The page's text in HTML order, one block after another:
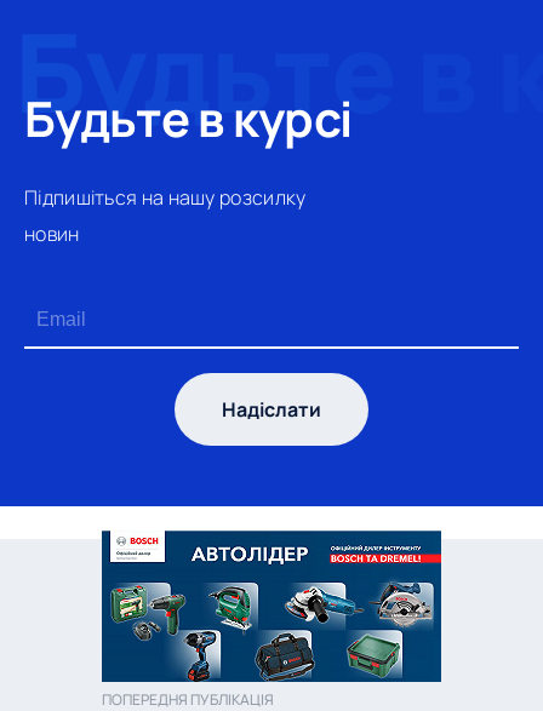
Будьте в курсі
Підпишіться на нашу розсилку
новин
Надіслати
ПОПЕРЕДНЯ ПУБЛІКАЦІЯ